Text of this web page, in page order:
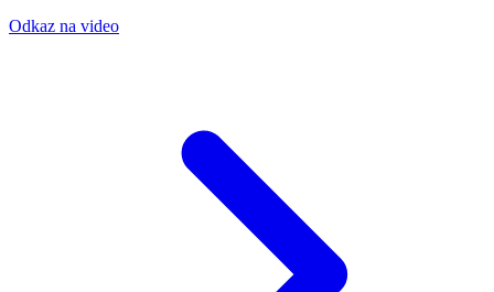
Odkaz na video